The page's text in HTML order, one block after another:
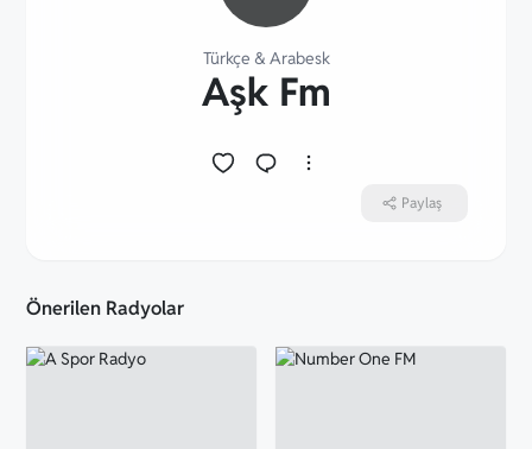
Türkçe & Arabesk
Aşk Fm
Paylaş
Önerilen Radyolar